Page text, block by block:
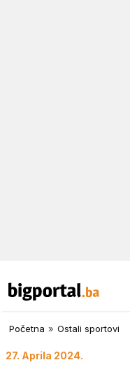
Početna » Ostali sportovi
27. Aprila 2024.